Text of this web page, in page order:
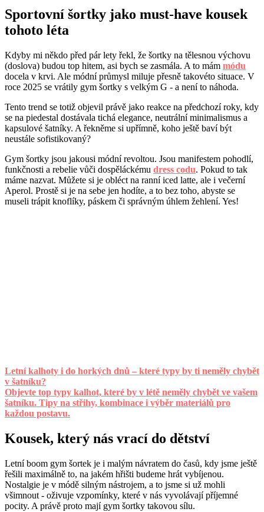
Sportovní šortky jako must-have kousek
tohoto léta
Kdyby mi někdo před pár lety řekl, že šortky na tělesnou výchovu
(doslova) budou top hitem, asi bych se zasmála. A to mám módu
docela v krvi. Ale módní průmysl miluje přesně takovéto situace. V
roce 2025 se vrátily gym šortky s velkým G - a není to náhoda.
Tento trend se totiž objevil právě jako reakce na předchozí roky, kdy
se na piedestal dostávala tichá elegance, neutrální minimalismus a
kapsulové šatníky. A řekněme si upřímně, koho ještě baví být
neustále sofistikovaný?
Gym šortky jsou jakousi módní revoltou. Jsou manifestem pohodlí,
funkčnosti a rebelie vůči dospěláckému dress codu. Pokud to tak
máme nazvat. Můžete si je obléct na ranní iced latte, ale i večerní
Aperol. Prostě si je na sebe jen hodíte, a to bez toho, abyste se
museli trápit knoflíky, páskem či správným úhlem žehlení. Yes!
Letní kalhoty i do horkých dnů – které typy by ti neměly chybět
v šatníku?
Objevte top typy kalhot, které by v létě neměly chybět ve vašem
šatníku. Tipy na střihy, kombinace i výběr materiálů pro
každou postavu.
Kousek, který nás vrací do dětství
Letní boom gym šortek je i malým návratem do časů, kdy jsme ještě
řešili maximálně to, na jakém hřišti budeme hrát vybíjenou.
Nostalgie je v módě silným nástrojem, a to jsme si už mohli
všimnout - oživuje vzpomínky, které v nás vyvolávají příjemné
pocity. A právě proto mají gym šortky takovou sílu.